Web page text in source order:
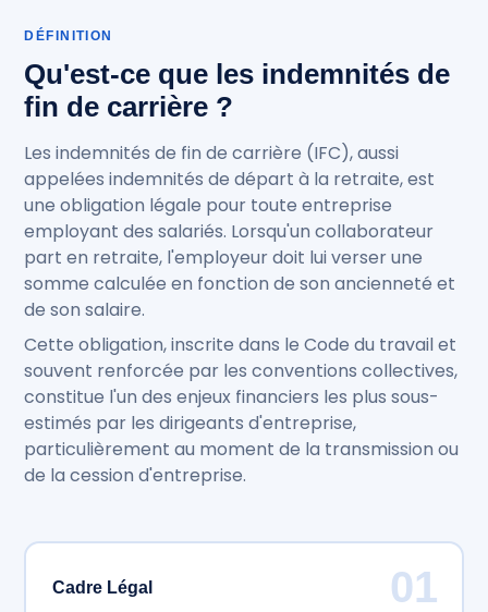
DÉFINITION
Qu'est-ce que les indemnités de
fin de carrière ?
Les indemnités de fin de carrière (IFC), aussi
appelées indemnités de départ à la retraite, est
une obligation légale pour toute entreprise
employant des salariés. Lorsqu'un collaborateur
part en retraite, l'employeur doit lui verser une
somme calculée en fonction de son ancienneté et
de son salaire.
Cette obligation, inscrite dans le Code du travail et
souvent renforcée par les conventions collectives,
constitue l'un des enjeux financiers les plus sous-
estimés par les dirigeants d'entreprise,
particulièrement au moment de la transmission ou
de la cession d'entreprise.
01
Cadre Légal